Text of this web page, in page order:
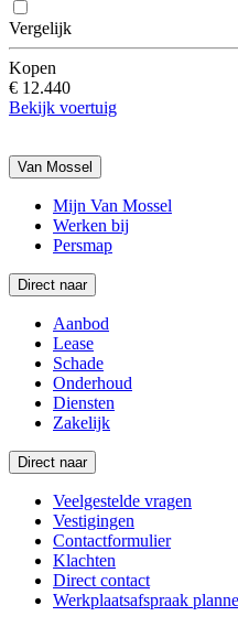
Vergelijk
Kopen
€ 12.440
Bekijk voertuig
Van Mossel
Mijn Van Mossel
Werken bij
Persmap
Direct naar
Aanbod
Lease
Schade
Onderhoud
Diensten
Zakelijk
Direct naar
Veelgestelde vragen
Vestigingen
Contactformulier
Klachten
Direct contact
Werkplaatsafspraak